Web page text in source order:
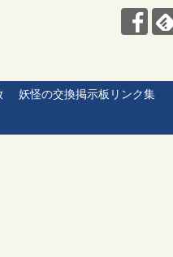
妖怪の交換掲示板リンク集